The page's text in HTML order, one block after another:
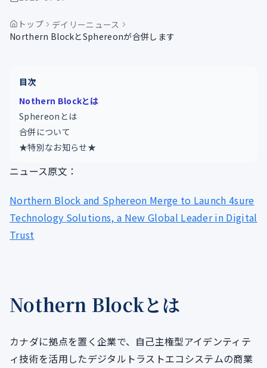
公開日
トップ
デイリーニュース
Northern BlockとSphereonが合併します
目次
Nothern Blockとは
Sphereonとは
合併について
★特別なお知らせ★
ニュース原文：
Northern Block and Sphereon Merge to Launch 4sure
Technology Solutions, a New Global Leader in Digital
Trust
Nothern Blockとは
カナダに拠点を置く企業で、自己主権型アイデンティテ
ィ技術を活用したデジタルトラストエコシステムの商業